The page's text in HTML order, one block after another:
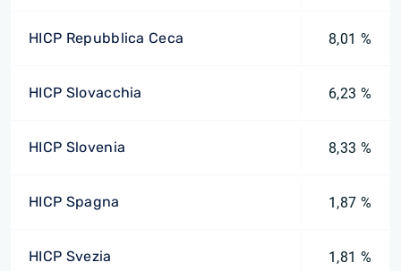
HICP Repubblica Ceca 8,01 %
HICP Slovacchia 6,23 %
HICP Slovenia 8,33 %
HICP Spagna 1,87 %
HICP Svezia 1,81 %